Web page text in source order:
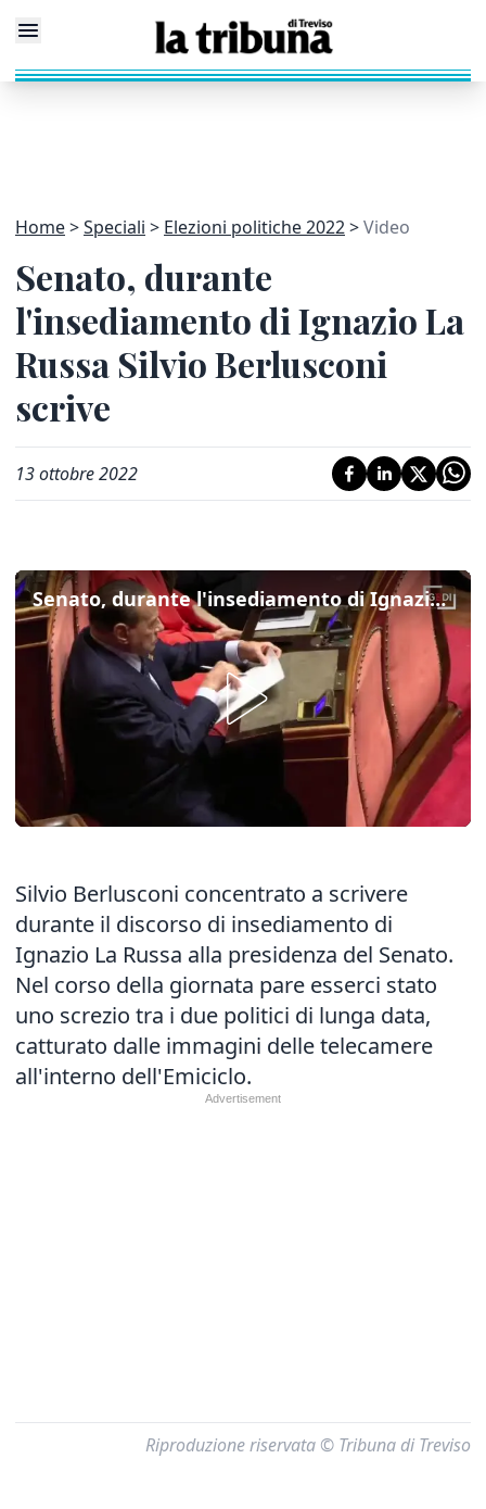
Home Speciali Elezioni politiche 2022 Video
Senato, durante
l'insediamento di Ignazio La
Russa Silvio Berlusconi
scrive
13 ottobre 2022
Senato, durante l'insediamento di Ignazio La Russa Silvio Berlusconi scrive
Silvio Berlusconi concentrato a scrivere
durante il discorso di insediamento di
Ignazio La Russa alla presidenza del Senato.
Nel corso della giornata pare esserci stato
uno screzio tra i due politici di lunga data,
catturato dalle immagini delle telecamere
all'interno dell'Emiciclo.
Riproduzione riservata © Tribuna di Treviso